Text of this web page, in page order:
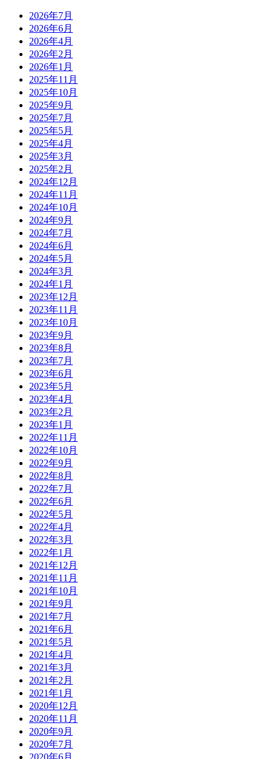
2026年7月
2026年6月
2026年4月
2026年2月
2026年1月
2025年11月
2025年10月
2025年9月
2025年7月
2025年5月
2025年4月
2025年3月
2025年2月
2024年12月
2024年11月
2024年10月
2024年9月
2024年7月
2024年6月
2024年5月
2024年3月
2024年1月
2023年12月
2023年11月
2023年10月
2023年9月
2023年8月
2023年7月
2023年6月
2023年5月
2023年4月
2023年2月
2023年1月
2022年11月
2022年10月
2022年9月
2022年8月
2022年7月
2022年6月
2022年5月
2022年4月
2022年3月
2022年1月
2021年12月
2021年11月
2021年10月
2021年9月
2021年7月
2021年6月
2021年5月
2021年4月
2021年3月
2021年2月
2021年1月
2020年12月
2020年11月
2020年9月
2020年7月
2020年6月